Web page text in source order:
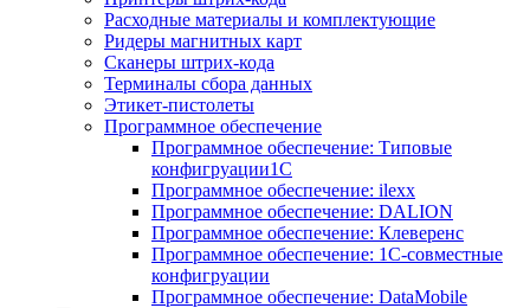
Расходные материалы и комплектующие
Ридеры магнитных карт
Сканеры штрих-кода
Терминалы сбора данных
Этикет-пистолеты
Программное обеспечение
Программное обеспечение: Типовые
конфигруации1С
Программное обеспечение: ilexx
Программное обеспечение: DALION
Программное обеспечение: Клеверенс
Программное обеспечение: 1С-совместные
конфигруации
Программное обеспечение: DataMobile